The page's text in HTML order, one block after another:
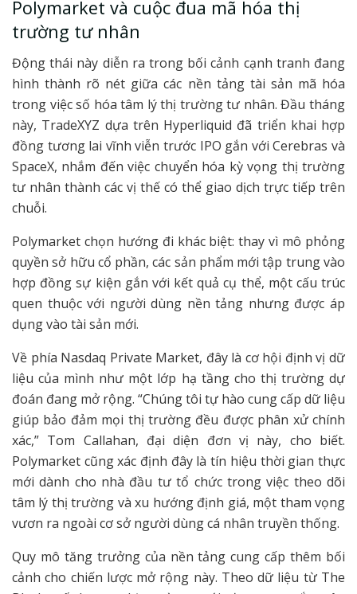
Polymarket và cuộc đua mã hóa thị
trường tư nhân
Động thái này diễn ra trong bối cảnh cạnh tranh đang
hình thành rõ nét giữa các nền tảng tài sản mã hóa
trong việc số hóa tâm lý thị trường tư nhân. Đầu tháng
này, TradeXYZ dựa trên Hyperliquid đã triển khai hợp
đồng tương lai vĩnh viễn trước IPO gắn với Cerebras và
SpaceX, nhắm đến việc chuyển hóa kỳ vọng thị trường
tư nhân thành các vị thế có thể giao dịch trực tiếp trên
chuỗi.
Polymarket chọn hướng đi khác biệt: thay vì mô phỏng
quyền sở hữu cổ phần, các sản phẩm mới tập trung vào
hợp đồng sự kiện gắn với kết quả cụ thể, một cấu trúc
quen thuộc với người dùng nền tảng nhưng được áp
dụng vào tài sản mới.
Về phía Nasdaq Private Market, đây là cơ hội định vị dữ
liệu của mình như một lớp hạ tầng cho thị trường dự
đoán đang mở rộng. “Chúng tôi tự hào cung cấp dữ liệu
giúp bảo đảm mọi thị trường đều được phân xử chính
xác,” Tom Callahan, đại diện đơn vị này, cho biết.
Polymarket cũng xác định đây là tín hiệu thời gian thực
mới dành cho nhà đầu tư tổ chức trong việc theo dõi
tâm lý thị trường và xu hướng định giá, một tham vọng
vươn ra ngoài cơ sở người dùng cá nhân truyền thống.
Quy mô tăng trưởng của nền tảng cung cấp thêm bối
cảnh cho chiến lược mở rộng này. Theo dữ liệu từ The